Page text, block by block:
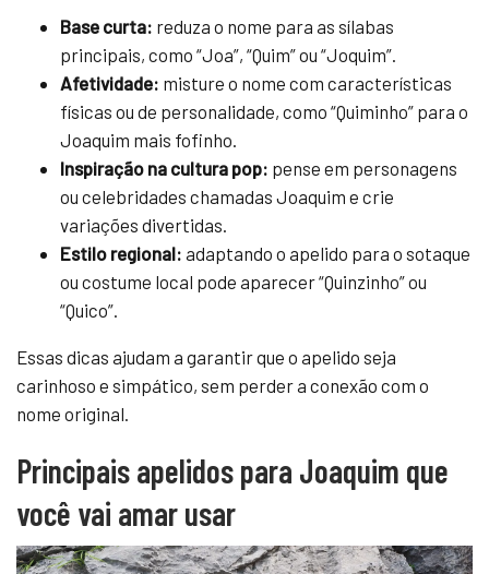
Base curta: reduza o nome para as sílabas
principais, como “Joa”, “Quim” ou “Joquim”.
Afetividade: misture o nome com características
físicas ou de personalidade, como “Quiminho” para o
Joaquim mais fofinho.
Inspiração na cultura pop: pense em personagens
ou celebridades chamadas Joaquim e crie
variações divertidas.
Estilo regional: adaptando o apelido para o sotaque
ou costume local pode aparecer “Quinzinho” ou
“Quico”.
Essas dicas ajudam a garantir que o apelido seja
carinhoso e simpático, sem perder a conexão com o
nome original.
Principais apelidos para Joaquim que
você vai amar usar